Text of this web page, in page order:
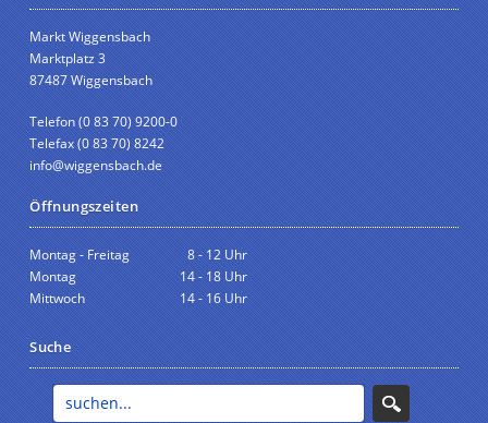
Markt Wiggensbach
Marktplatz 3
87487 Wiggensbach
Telefon (0 83 70) 9200-0
Telefax (0 83 70) 8242
info@wiggensbach.de
Öffnungszeiten
Montag - Freitag
8 - 12 Uhr
Montag
14 - 18 Uhr
Mittwoch
14 - 16 Uhr
Suche